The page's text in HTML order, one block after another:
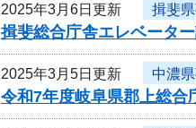
2025年3月6日更新 揖斐
揖斐総合庁舎エレベータ
2025年3月5日更新 中濃
令和7年度岐阜県郡上総合